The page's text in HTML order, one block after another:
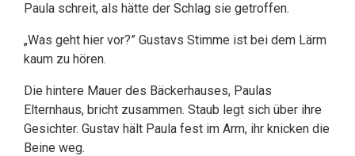
Paula schreit, als hätte der Schlag sie getroffen.
„Was geht hier vor?” Gustavs Stimme ist bei dem Lärm
kaum zu hören.
Die hintere Mauer des Bäckerhauses, Paulas
Elternhaus, bricht zusammen. Staub legt sich über ihre
Gesichter. Gustav hält Paula fest im Arm, ihr knicken die
Beine weg.